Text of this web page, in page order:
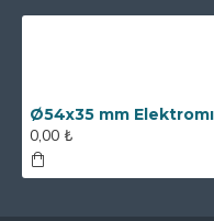
0,00 ₺